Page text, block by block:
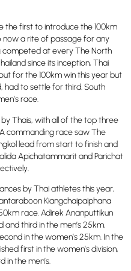
the first to introduce the 100km
now a rite of passage for any
competed at every The North
since its inception, Thai
for the 100km win this year but
had to settle for third. South
race.
Thais, with all of the top three
commanding race saw The
lead from start to finish and
Apichatammarit and Parichat
by Thai athletes this year,
Kiangchaipaiphana
race. Adirek Ananputtikun
third in the men’s 25km,
in the women’s 25km. In the
first in the women’s division,
in the men’s.